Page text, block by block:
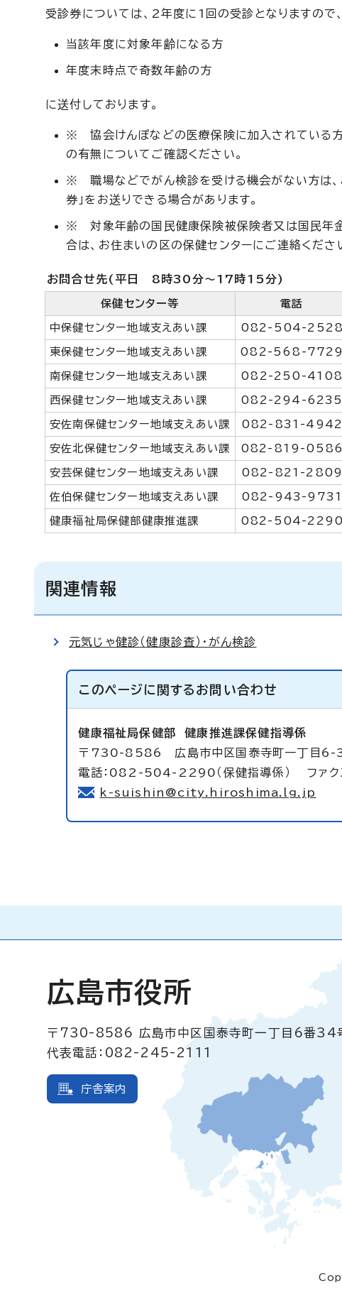
受診券については、2年度に1回の受診となりますので、
当該年度に対象年齢になる方
年度末時点で奇数年齢の方
に送付しております。
※ 協会けんぽなどの医療保険に加入されている
の有無についてご確認ください。
※ 職場などでがん検診を受ける機会がない方は、
券」をお送りできる場合があります。
※ 対象年齢の国民健康保険被保険者又は国民年
合は、お住まいの区の保健センターにご連絡くださ
お問合せ先(平日 8時30分～17時15分)
保健センター等 電話
中保健センター地域支えあい課 082-504-2528
東保健センター地域支えあい課 082-568-7729
南保健センター地域支えあい課 082-250-4108
西保健センター地域支えあい課 082-294-6235
安佐南保健センター地域支えあい課 082-831-4942
安佐北保健センター地域支えあい課 082-819-0586
安芸保健センター地域支えあい課 082-821-2809
佐伯保健センター地域支えあい課 082-943-9731
健康福祉局保健部健康推進課 082-504-2290
関連情報
元気じゃ健診（健康診査）・がん検診
このページに関する お問い合わせ
健康福祉局保健部健康推進課保健指導係
〒730-8586 広島市中区国泰寺町一丁目6-
電話：082-504-2290（保健指導係） ファ
k-suishin@city.hiroshima.lg.jp
広島市役所
〒730-8586
広島市中区国泰寺町一丁目6番34
代表電話：082-245-2111
庁舎案内